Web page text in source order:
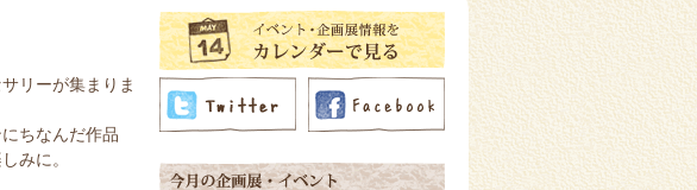
リーが集まりま
ちなんだ作品
みに。